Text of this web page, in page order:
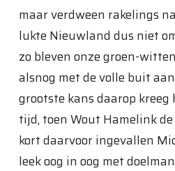
maar verdween rakelings
lukte Nieuwland dus niet
zo bleven onze groen-
alsnog met de volle buit
grootste kans daarop
tijd, toen Wout Hamelink
kort daarvoor ingevallen
leek oog in oog met